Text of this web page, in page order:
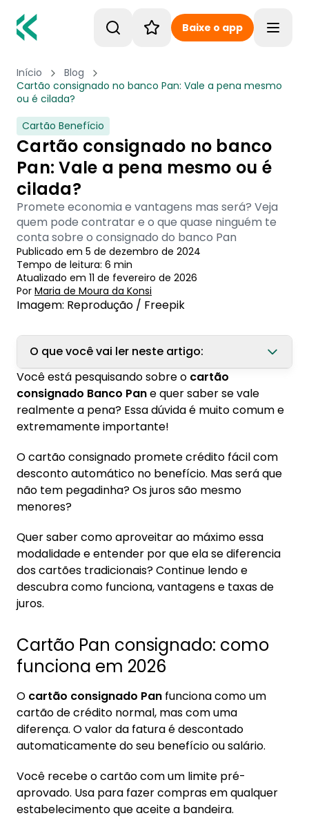
Baixe o app
Início
Blog
Cartão consignado no banco Pan: Vale a pena mesmo
ou é cilada?
Cartão Benefício
Cartão consignado no banco
Pan: Vale a pena mesmo ou é
cilada?
Promete economia e vantagens mas será? Veja
quem pode contratar e o que quase ninguém te
conta sobre o consignado do banco Pan
Publicado em 5 de dezembro de 2024
Tempo de leitura: 6 min
Atualizado em 11 de fevereiro de 2026
Por Maria de Moura da Konsi
Imagem: Reprodução / Freepik
O que você vai ler neste artigo:
1. Cartão Pan consignado: como funciona em
2026
2. O que é cartão consignado?
3. Quem pode contratar o cartão
consignado?
3.1. Requisitos para aposentados e
pensionistas
3.2. Requisitos para funcionários públicos
3.3. Quem não pode contratar?
4. Qual a taxa de juros do consignado banco
Pan?
melhor?
6. Como funciona a análise de crédito e limite
de crédito no banco Pan?
7. Como o limite de crédito é definido?
8. Como solicitar o cartão consignado no
8.1. Confira os documentos necessários
Você está pesquisando sobre o cartão
consignado Banco Pane quer saber se vale
realmente a pena? Essa dúvida é muito comum e
extremamente importante!
O cartão consignado promete crédito fácil com
desconto automático no benefício. Mas será que
não tem pegadinha? Os juros são mesmo
menores?
Quer saber como aproveitar ao máximo essa
modalidade e entender por que ela se diferencia
dos cartões tradicionais? Continue lendo e
descubra como funciona, vantagens e taxas de
juros.
Cartão Pan consignado: como
funciona em 2026
O cartão consignado Pan funciona como um
cartão de crédito normal, mas com uma
diferença. O valor da fatura é descontado
automaticamente do seu benefício ou salário.
Você recebe o cartão com um limite pré-
aprovado. Usa para fazer compras em qualquer
estabelecimento que aceite a bandeira.